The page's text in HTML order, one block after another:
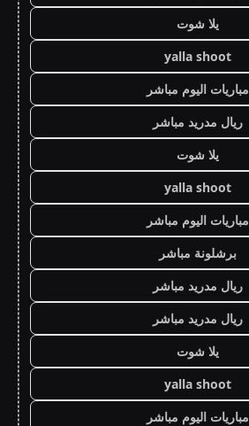
يلا شوت
yalla shoot
مباريات اليوم مباشر
ريال مدريد مباشر
يلا شوت
yalla shoot
مباريات اليوم مباشر
برشلونة مباشر
ريال مدريد مباشر
ريال مدريد مباشر
يلا شوت
yalla shoot
مباريات اليوم مباشر